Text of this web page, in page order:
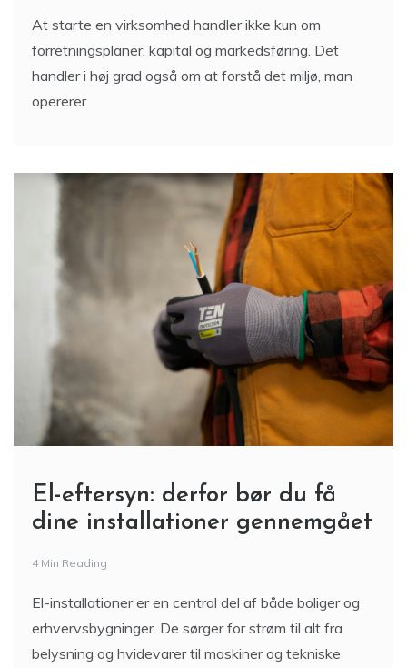
At starte en virksomhed handler ikke kun om
forretningsplaner, kapital og markedsføring. Det
handler i høj grad også om at forstå det miljø, man
opererer
El-eftersyn: derfor bør du få
dine installationer gennemgået
4 Min Reading
El-installationer er en central del af både boliger og
erhvervsbygninger. De sørger for strøm til alt fra
belysning og hvidevarer til maskiner og tekniske